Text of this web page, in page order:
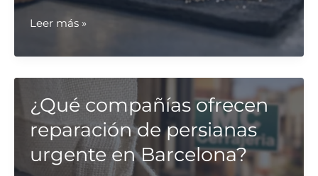
¿Qué
de
cerrajería
son
más
efectivos
para
Leer más »
¿Qué compañías ofrecen
reparación de persianas
urgente en Barcelona?